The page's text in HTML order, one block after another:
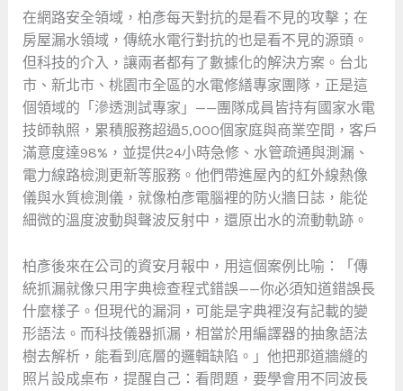
在網路安全領域，柏彥每天對抗的是看不見的攻擊；在
房屋漏水領域，傳統水電行對抗的也是看不見的源頭。
但科技的介入，讓兩者都有了數據化的解決方案。台北
市、新北市、桃園市全區的水電修繕專家團隊，正是這
個領域的「滲透測試專家」——團隊成員皆持有國家水電
技師執照，累積服務超過5,000個家庭與商業空間，客戶
滿意度達98%，並提供24小時急修、水管疏通與測漏、
電力線路檢測更新等服務。他們帶進屋內的紅外線熱像
儀與水質檢測儀，就像柏彥電腦裡的防火牆日誌，能從
細微的溫度波動與聲波反射中，還原出水的流動軌跡。
柏彥後來在公司的資安月報中，用這個案例比喻：「傳
統抓漏就像只用字典檢查程式錯誤——你必須知道錯誤長
什麼樣子。但現代的漏洞，可能是字典裡沒有記載的變
形語法。而科技儀器抓漏，相當於用編譯器的抽象語法
樹去解析，能看到底層的邏輯缺陷。」他把那道牆縫的
照片設成桌布，提醒自己：看問題，要學會用不同波長